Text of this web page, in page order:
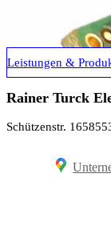
Leistungen &
Rainer Turck
Schützenstr. 16